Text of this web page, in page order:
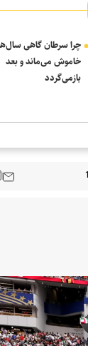
چرا سرطان گاهی
خاموش می‌ماند و بعد
بازمی‌گردد